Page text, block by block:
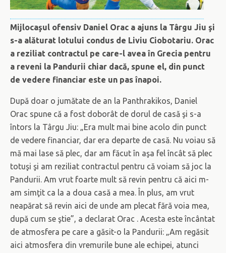
Mijlocaşul ofensiv Daniel Orac a ajuns la Târgu Jiu şi
s-a alăturat lotului condus de Liviu Ciobotariu. Orac
a reziliat contractul pe care-l avea în Grecia pentru
a reveni la Pandurii chiar dacă, spune el, din punct
de vedere financiar este un pas înapoi.
După doar o jumătate de an la Panthrakikos, Daniel
Orac spune că a fost doborât de dorul de casă şi s-a
întors la Târgu Jiu: „Era mult mai bine acolo din punct
de vedere financiar, dar era departe de casă. Nu voiau să
mă mai lase să plec, dar am făcut în aşa fel încât să plec
totuşi şi am reziliat contractul pentru că voiam să joc la
Pandurii. Am vrut foarte mult să revin pentru că aici m-
am simţit ca la a doua casă a mea. În plus, am vrut
neapărat să revin aici de unde am plecat fără voia mea,
după cum se ştie”, a declarat Orac . Acesta este încântat
de atmosfera pe care a găsit-o la Pandurii: „Am regăsit
aici atmosfera din vremurile bune ale echipei, atunci